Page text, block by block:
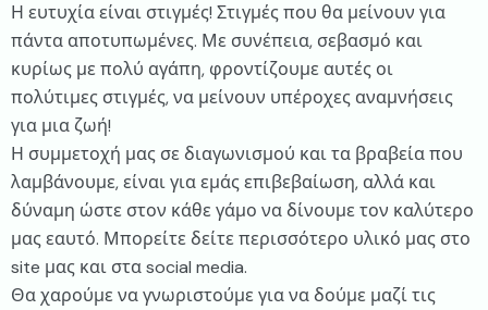
Η ευτυχία είναι στιγμές! Στιγμές που θα μείνουν για
πάντα αποτυπωμένες. Με συνέπεια, σεβασμό και
κυρίως με πολύ αγάπη, φροντίζουμε αυτές οι
πολύτιμες στιγμές, να μείνουν υπέροχες αναμνήσεις
για μια ζωή!
Η συμμετοχή μας σε διαγωνισμού και τα βραβεία που
λαμβάνουμε, είναι για εμάς επιβεβαίωση, αλλά και
δύναμη ώστε στον κάθε γάμο να δίνουμε τον καλύτερο
μας εαυτό. Μπορείτε δείτε περισσότερο υλικό μας στο
site μας και στα social media.
Θα χαρούμε να γνωριστούμε για να δούμε μαζί τις